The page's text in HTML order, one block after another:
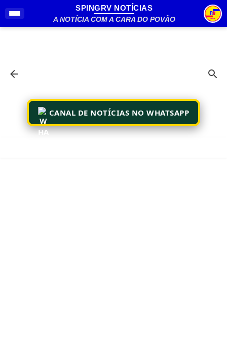
Pular para o conteúdo principal
SPINGRV NOTÍCIAS
A NOTÍCIA COM A CARA DO POVÃO
CANAL DE NOTÍCIAS NO WHATSAPP